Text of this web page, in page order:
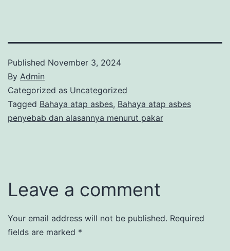
Published November 3, 2024
By Admin
Categorized as Uncategorized
Tagged Bahaya atap asbes, Bahaya atap asbes
penyebab dan alasannya menurut pakar
Leave a comment
Your email address will not be published. Required
fields are marked *